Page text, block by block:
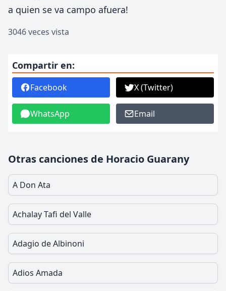
a quien se va campo afuera!
3046 veces vista
Compartir en:
Facebook X (Twitter)
WhatsApp Email
Otras canciones de Horacio Guarany
A Don Ata
Achalay Tafi del Valle
Adagio de Albinoni
Adios Amada